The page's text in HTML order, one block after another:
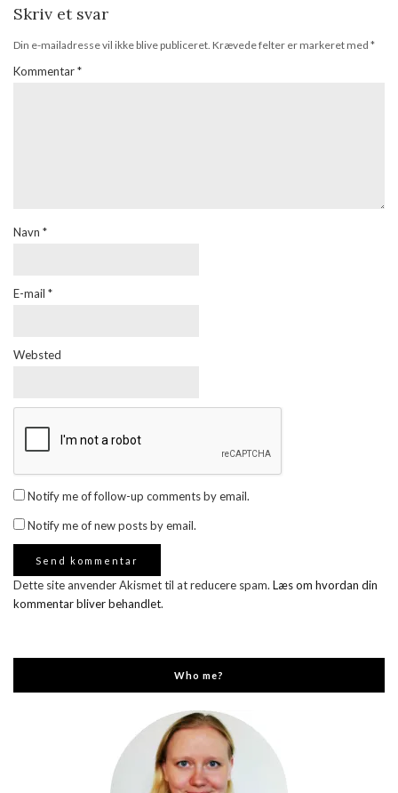
Skriv et svar
Din e-mailadresse vil ikke blive publiceret. Krævede felter er markeret med *
Kommentar*
Navn *
E-mail *
Websted
Notify me of follow-up comments by email.
Notify me of new posts by email.
Dette site anvender Akismet til at reducere spam. Læs om hvordan din
kommentar bliver behandlet.
Who me?